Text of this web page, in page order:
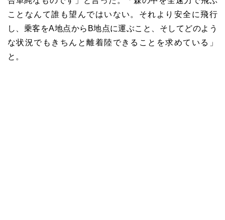
ことなんて誰も望んではいない。それより安全に飛行
し、乗客をA地点からB地点に運ぶこと、そしてどのよう
な状況でもきちんと離着陸できることを求めている」
と。